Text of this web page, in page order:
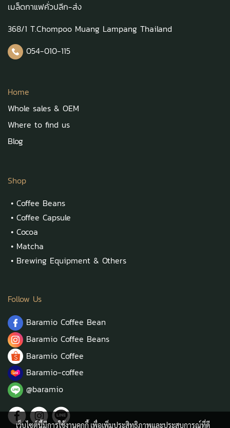
เมล็ดกาแฟคั่วปลีก-ส่ง
368/1 T.Chompoo Muang Lampang Thailand
054-010-115
Home
Whole sales & OEM
Where to find us
Blog
Shop
• Coffee Beans
• Coffee Capsule
• Cocoa
• Matcha
• Brewing Equipment & Others
Follow Us
Baramio Coffee Bean
Baramio Coffee Beans
Baramio Coffee
Baramio-coffee
@baramio
เว็บไซต์นี้มีการใช้งานคุกกี้ เพื่อเพิ่มประสิทธิภาพและประสบการณ์ที่ดี